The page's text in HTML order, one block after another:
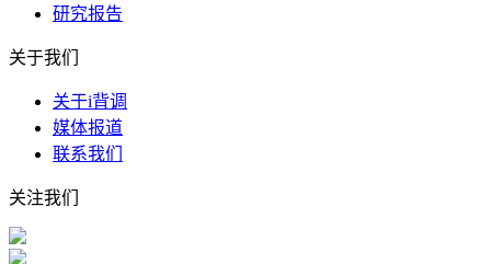
研究报告
关于我们
关于i背调
媒体报道
联系我们
关注我们